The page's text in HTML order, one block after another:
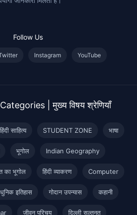
Follow Us
Instagram YouTube
| मुख्य विषय श्रेणियाँ
हिंदी साहित्य STUDENT ZONE भाषा
भूगोल Indian Geography
का भूगोल हिंदी व्याकरण Computer
इतिहास गोदान उपन्यास कहानी
जीवन परिचय दिल्ली सल्तनत